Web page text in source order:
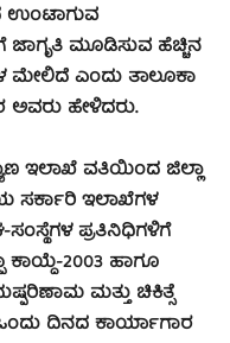
ಉಂಟಾಗುವ
ಜಾಗೃತಿ ಮೂಡಿಸುವ ಹೆಚ್ಚಿನ
ಮೇಲಿದೆ ಎಂದು ತಾಲೂಕಾ
ಅವರು ಹೇಳಿದರು.
ಇಲಾಖೆ ವತಿಯಿಂದ ಜಿಲ್ಲಾ
ಸರ್ಕಾರಿ ಇಲಾಖೆಗಳ
ಪ್ರತಿನಿಧಿಗಳಿಗೆ
ಕಾಯ್ದೆ-2003 ಹಾಗೂ
ಮತ್ತು ಚಿಕಿತ್ಸೆ
ದಿನದ ಕಾರ್ಯಾಗಾರ